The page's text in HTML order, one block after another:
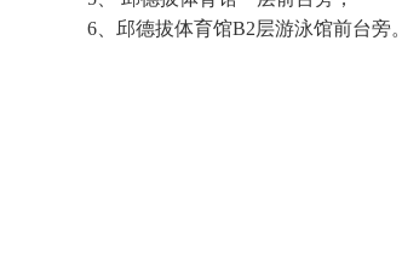
6、邱德拔体育馆B2层游泳馆前台旁。